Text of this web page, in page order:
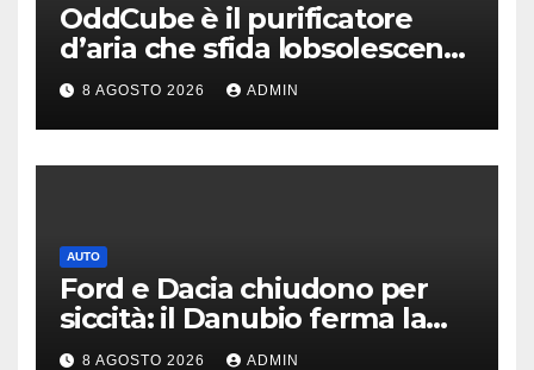
OddCube è il purificatore
d’aria che sfida lobsolescenza
programmata
8 AGOSTO 2026 ADMIN
AUTO
Ford e Dacia chiudono per
siccità: il Danubio ferma la
produzione auto
8 AGOSTO 2026 ADMIN